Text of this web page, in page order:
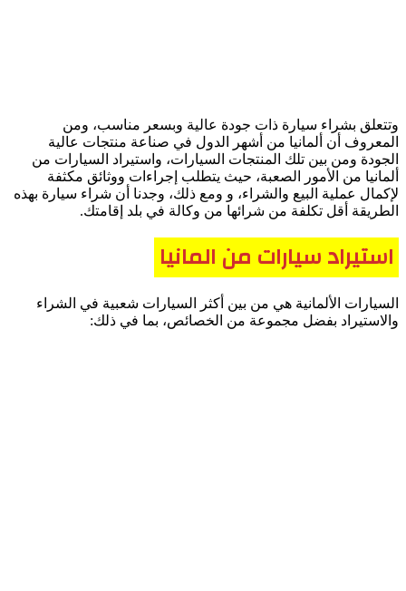
وتتعلق بشراء سيارة ذات جودة عالية وبسعر مناسب، ومن
المعروف أن ألمانيا من أشهر الدول في صناعة منتجات عالية
الجودة ومن بين تلك المنتجات السيارات، واستيراد السيارات من
ألمانيا من الأمور الصعبة، حيث يتطلب إجراءات ووثائق مكثفة
لإكمال عملية البيع والشراء، و ومع ذلك، وجدنا أن شراء سيارة بهذه
الطريقة أقل تكلفة من شرائها من وكالة في بلد إقامتك.
استيراد سيارات من المانيا
السيارات الألمانية هي من بين أكثر السيارات شعبية في الشراء
والاستيراد بفضل مجموعة من الخصائص، بما في ذلك: